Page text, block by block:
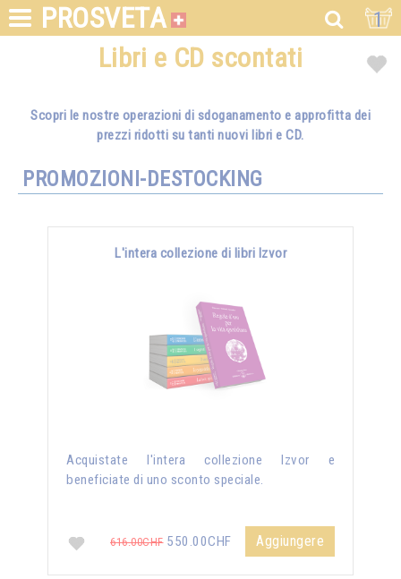
PROSVETA 1
Libri e CD scontati
Scopri le nostre operazioni di sdoganamento e approfitta dei
prezzi ridotti su tanti nuovi libri e CD.
PROMOZIONI-DESTOCKING
L'intera collezione di libri Izvor
Acquistate l'intera collezione Izvor e
beneficiate di uno sconto speciale.
616.00CHF550.00CHF Aggiungere